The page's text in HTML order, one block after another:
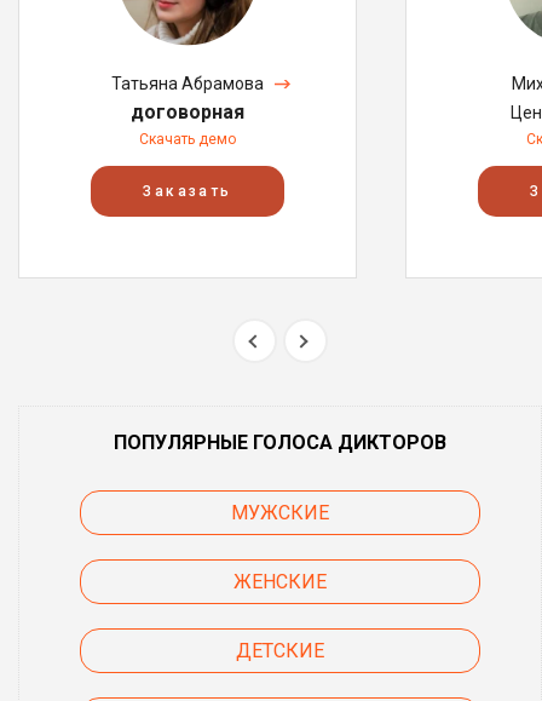
Татьяна Абрамова
договорная
Скачать демо
Заказать
ПОПУЛЯРНЫЕ ГОЛОСА ДИКТОРОВ
МУЖСКИЕ
ЖЕНСКИЕ
ДЕТСКИЕ